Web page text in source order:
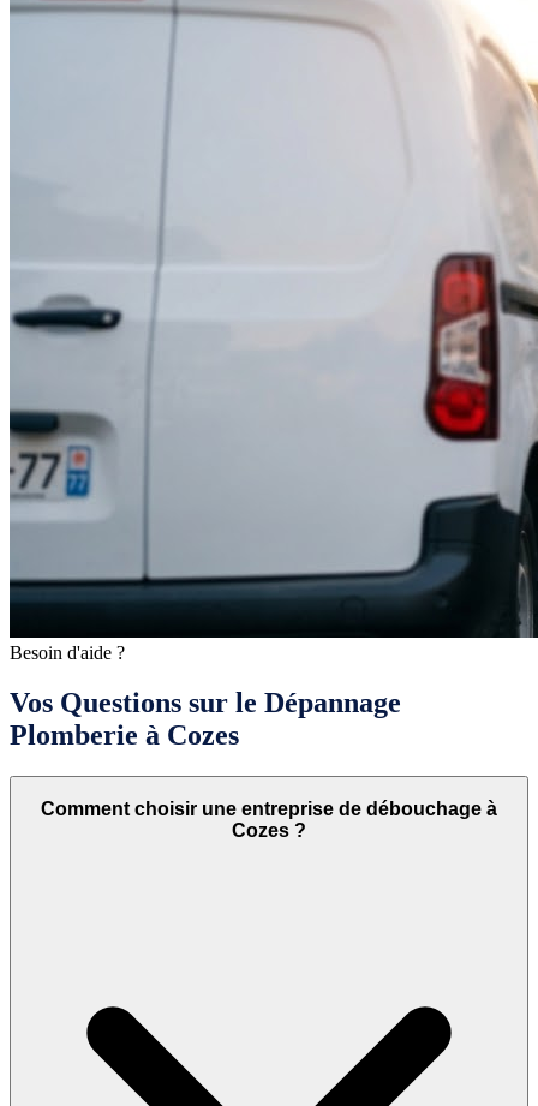
Besoin d'aide ?
Vos Questions sur le Dépannage
Plomberie à Cozes
Comment choisir une entreprise de débouchage à
Cozes ?